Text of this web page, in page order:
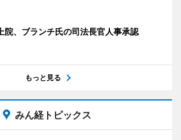
院、ブランチ氏の司法長官人事承認
もっと見る
みん経トピックス